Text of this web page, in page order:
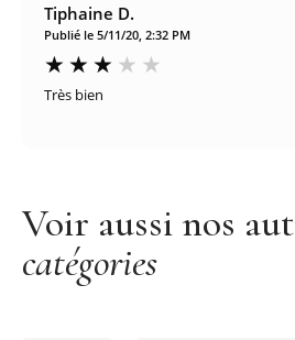
Tiphaine D.
Publié le 5/11/20, 2:32 PM
Très bien
Voir aussi nos
catégories